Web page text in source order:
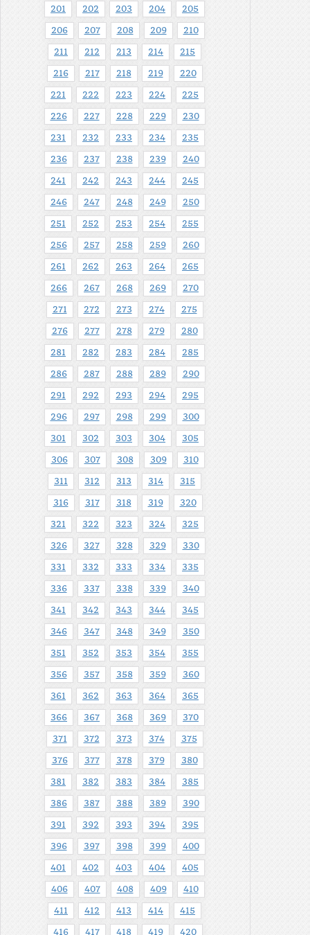
201 202 203 204 205
206 207 208 209 210
211 212 213 214 215
216 217 218 219 220
221 222 223 224 225
226 227 228 229 230
231 232 233 234 235
236 237 238 239 240
241 242 243 244 245
246 247 248 249 250
251 252 253 254 255
256 257 258 259 260
261 262 263 264 265
266 267 268 269 270
271 272 273 274 275
276 277 278 279 280
281 282 283 284 285
286 287 288 289 290
291 292 293 294 295
296 297 298 299 300
301 302 303 304 305
306 307 308 309 310
311 312 313 314 315
316 317 318 319 320
321 322 323 324 325
326 327 328 329 330
331 332 333 334 335
336 337 338 339 340
341 342 343 344 345
346 347 348 349 350
351 352 353 354 355
356 357 358 359 360
361 362 363 364 365
366 367 368 369 370
371 372 373 374 375
376 377 378 379 380
381 382 383 384 385
386 387 388 389 390
391 392 393 394 395
396 397 398 399 400
401 402 403 404 405
406 407 408 409 410
411 412 413 414 415
416 417 418 419 420